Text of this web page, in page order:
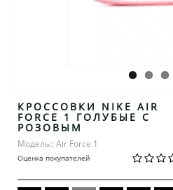
КРОССОВКИ NIKE AIR
FORCE 1 ГОЛУБЫЕ С
РОЗОВЫМ
Модель:: Air Force 1
Оценка покупателей